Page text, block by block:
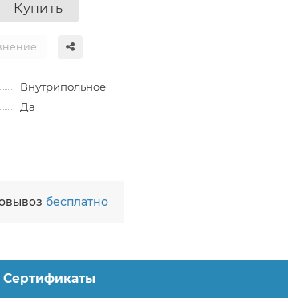
Купить
Внутрипольное
Да
бесплатно
Сертификаты